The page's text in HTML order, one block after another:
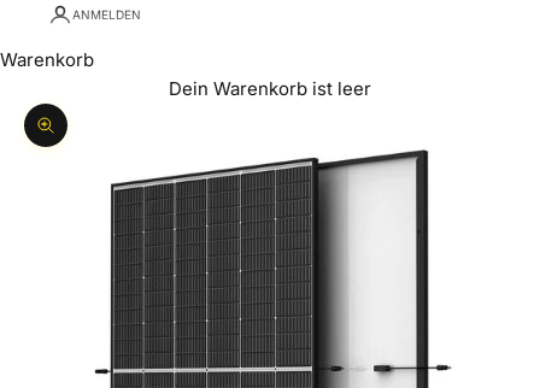
ANMELDEN
Warenkorb
Dein Warenkorb ist leer
Bild vergrößern